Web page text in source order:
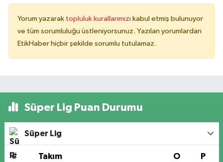
Yorum yazarak topluluk kurallarımızı kabul etmiş bulunuyor
ve tüm sorumluluğu üstleniyorsunuz. Yazılan yorumlardan
EtikHaber hiçbir şekilde sorumlu tutulamaz.
Süper Lig Puan Durumu
Süper Lig
# Takım O P